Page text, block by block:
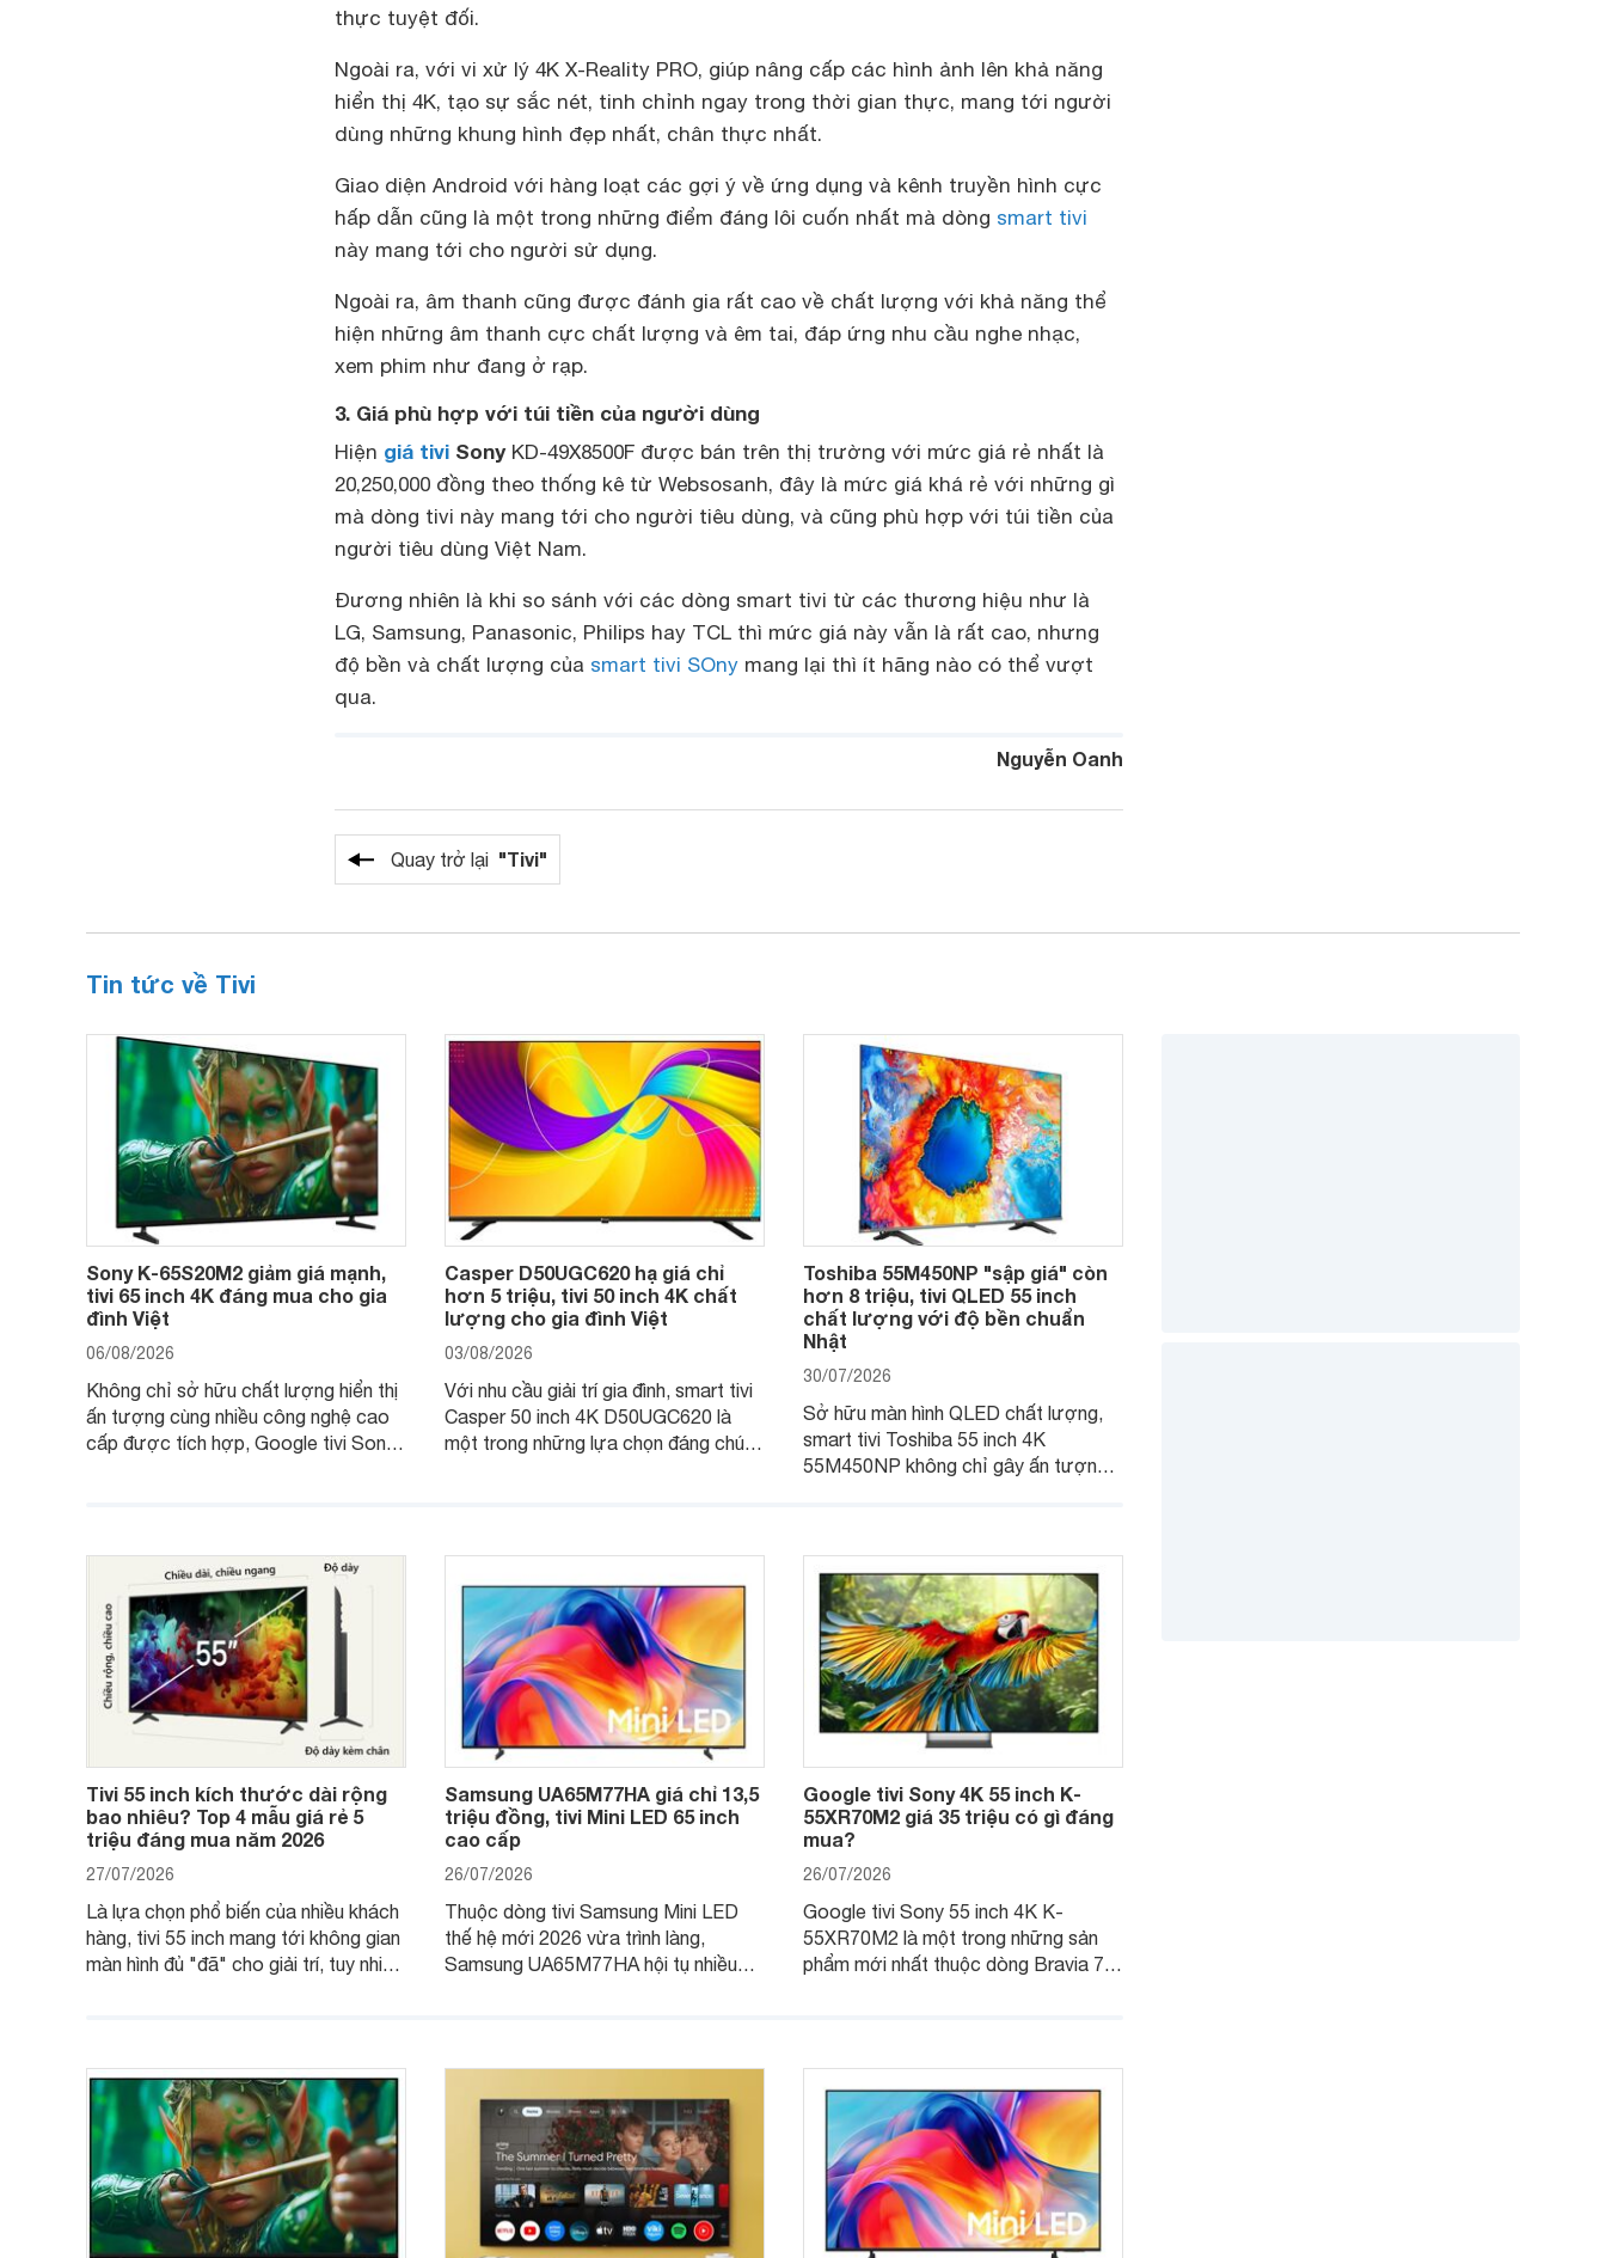
thực tuyệt đối.
Ngoài ra, với vi xử lý 4K X-Reality PRO, giúp nâng cấp các hình ảnh lên khả năng
hiển thị 4K, tạo sự sắc nét, tinh chỉnh ngay trong thời gian thực, mang tới người
dùng những khung hình đẹp nhất, chân thực nhất.
Giao diện Android với hàng loạt các gợi ý về ứng dụng và kênh truyền hình cực
hấp dẫn cũng là một trong những điểm đáng lôi cuốn nhất mà dòng smart tivi
này mang tới cho người sử dụng.
Ngoài ra, âm thanh cũng được đánh gia rất cao về chất lượng với khả năng thể
hiện những âm thanh cực chất lượng và êm tai, đáp ứng nhu cầu nghe nhạc,
xem phim như đang ở rạp.
3. Giá phù hợp với túi tiền của người dùng
Hiện giá tivi SonyKD-49X8500F được bán trên thị trường với mức giá rẻ nhất là
20,250,000 đồng theo thống kê từ Websosanh, đây là mức giá khá rẻ với những gì
mà dòng tivi này mang tới cho người tiêu dùng, và cũng phù hợp với túi tiền của
người tiêu dùng Việt Nam.
Đương nhiên là khi so sánh với các dòng smart tivi từ các thương hiệu như là
LG, Samsung, Panasonic, Philips hay TCL thì mức giá này vẫn là rất cao, nhưng
độ bền và chất lượng của smart tivi SOny mang lại thì ít hãng nào có thể vượt
qua.
Nguyễn Oanh
Quay trở lại "Tivi"
Tin tức về Tivi
Sony K-65S20M2 giảm giá mạnh,
tivi 65 inch 4K đáng mua cho gia
đình Việt
06/08/2026
Không chỉ sở hữu chất lượng hiển thị
ấn tượng cùng nhiều công nghệ cao
cấp được tích hợp, Google tivi Sony
Casper D50UGC620 hạ giá chỉ
hơn 5 triệu, tivi 50 inch 4K chất
lượng cho gia đình Việt
03/08/2026
Với nhu cầu giải trí gia đình, smart tivi
Casper 50 inch 4K D50UGC620 là
một trong những lựa chọn đáng chú ý
Toshiba 55M450NP "sập giá" còn
hơn 8 triệu, tivi QLED 55 inch
chất lượng với độ bền chuẩn
Nhật
30/07/2026
Sở hữu màn hình QLED chất lượng,
smart tivi Toshiba 55 inch 4K
55M450NP không chỉ gây ấn tượng
nhiều đại lý giảm giá đáng kể.
Tivi 55 inch kích thước dài rộng
bao nhiêu? Top 4 mẫu giá rẻ 5
triệu đáng mua năm 2026
27/07/2026
Là lựa chọn phổ biến của nhiều khách
hàng, tivi 55 inch mang tới không gian
màn hình đủ "đã" cho giải trí, tuy nhiên
dùng cho phòng bao nhiêu m2?
Samsung UA65M77HA giá chỉ 13,5
triệu đồng, tivi Mini LED 65 inch
cao cấp
26/07/2026
Thuộc dòng tivi Samsung Mini LED
thế hệ mới 2026 vừa trình làng,
Samsung UA65M77HA hội tụ nhiều
Google tivi Sony 4K 55 inch K-
55XR70M2 giá 35 triệu có gì đáng
mua?
26/07/2026
Google tivi Sony 55 inch 4K K-
55XR70M2 là một trong những sản
phẩm mới nhất thuộc dòng Bravia 7 II
được trang bị công nghệ màn hình
RGB hoàn toàn mới